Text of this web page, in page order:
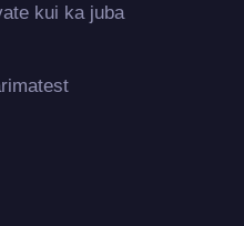
kui ka juba